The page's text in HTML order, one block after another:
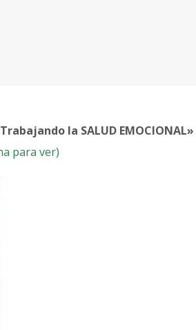
la SALUD EMOCIONAL»
para ver)